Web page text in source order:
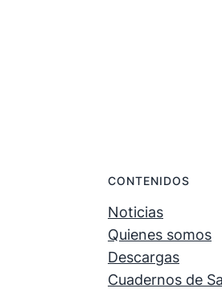
CONTENIDOS
Noticias
Quienes somos
Descargas
Cuadernos de